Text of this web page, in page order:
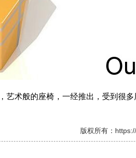
术般的座椅，一经推出，受到很多
版权所有：